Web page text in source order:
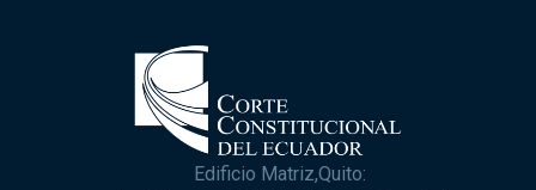
Edificio Matriz,Quito: